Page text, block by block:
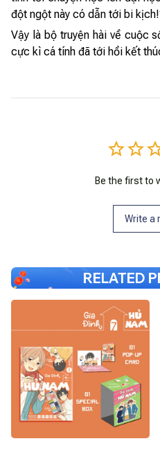
đột ngột này có dẫn tới bi
Vậy là bộ truyện hài về cuộc
cực kì cá tính đã tới hồi kết
Be the first to
Write a
RELATED